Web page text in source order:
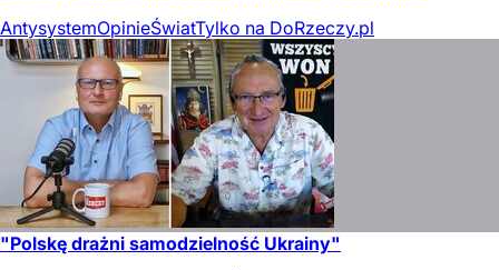
AntysystemOpinieŚwiatTylko na DoRzeczy.pl
"Polskę drażni samodzielność Ukrainy"